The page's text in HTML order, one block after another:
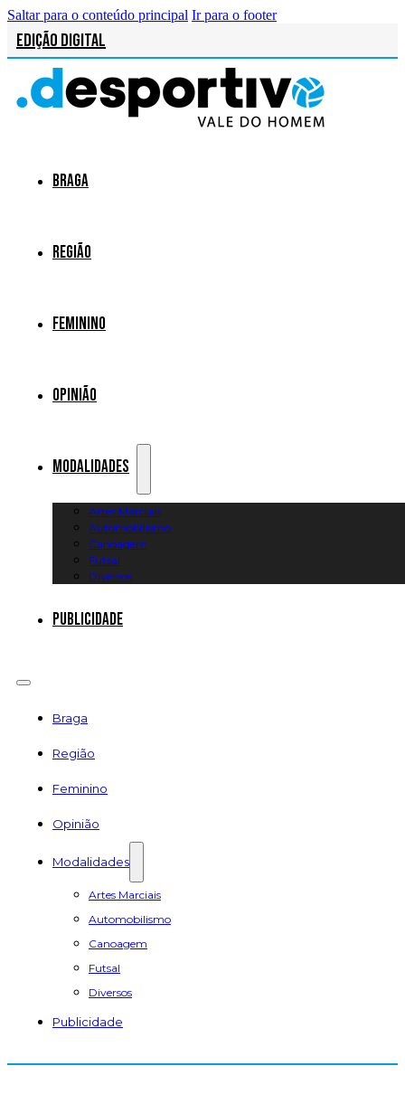
Saltar para o conteúdo principal Ir para o footer
Edição Digital
Braga
Região
Feminino
Opinião
Modalidades
Artes Marciais
Automobilismo
Canoagem
Futsal
Diversos
Publicidade
Braga
Região
Feminino
Opinião
Modalidades
Artes Marciais
Automobilismo
Canoagem
Futsal
Diversos
Publicidade